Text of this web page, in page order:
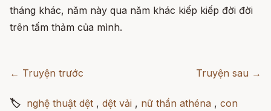
tháng khác, năm này qua năm khác kiếp kiếp đời đời
trên tấm thảm của mình.
← Truyện trước Truyện sau →
🏷 nghệ thuật dệt , dệt vải , nữ thần athéna , con